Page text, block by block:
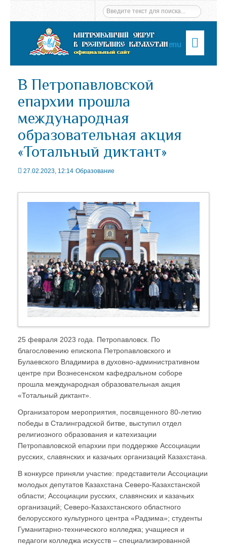
Menu
В Петропавловской
епархии прошла
международная
образовательная акция
«Тотальный диктант»
27.02.2023, 12:14 Образование
25 февраля 2023 года. Петропавловск. По
благословению епископа Петропавловского и
Булаевского Владимира в духовно-административном
центре при Вознесенском кафедральном соборе
прошла международная образовательная акция
«Тотальный диктант».
Организатором мероприятия, посвященного 80-летию
победы в Сталинградской битве, выступил отдел
религиозного образования и катехизации
Петропавловской епархии при поддержке Ассоциации
русских, славянских и казачьих организаций Казахстана.
В конкурсе приняли участие: представители Ассоциации
молодых депутатов Казахстана Северо-Казахстанской
области; Ассоциации русских, славянских и казачьих
организаций; Северо-Казахстанского областного
белорусского культурного центра «Радзима»; студенты
Гуманитарно-технического колледжа; учащиеся и
педагоги колледжа искусств – специализированной